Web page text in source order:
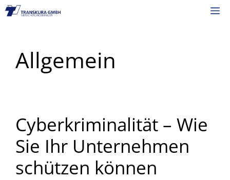
Zum
Inhalt
Allgemein
Cyberkriminalität – Wie
Sie Ihr Unternehmen
schützen können